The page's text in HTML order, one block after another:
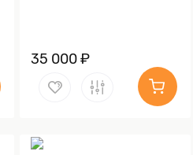
35 000 ₽